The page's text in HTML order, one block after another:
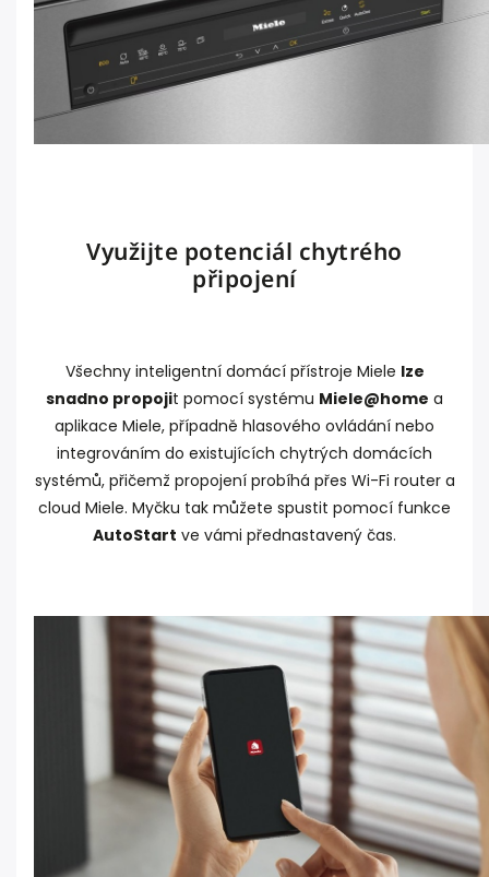
Využijte potenciál chytrého
připojení
Všechny inteligentní domácí přístroje Miele lze
snadno propojit pomocí systému Miele@home a
aplikace Miele, případně hlasového ovládání nebo
integrováním do existujících chytrých domácích
systémů, přičemž propojení probíhá přes Wi-Fi router a
cloud Miele. Myčku tak můžete spustit pomocí funkce
AutoStart ve vámi přednastavený čas.